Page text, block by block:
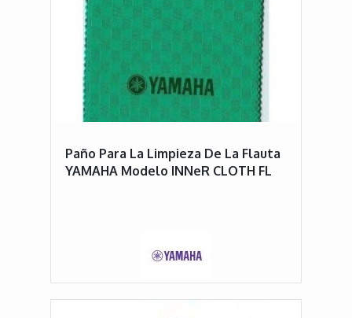
Paño Para La Limpieza De La Flauta
YAMAHA Modelo INNeR CLOTH FL